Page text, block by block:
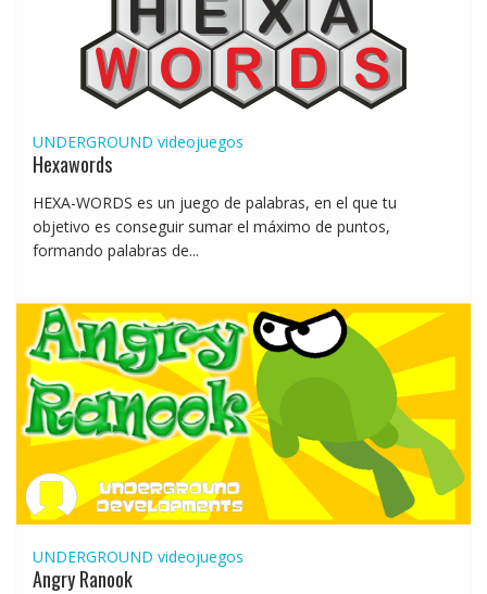
UNDERGROUND videojuegos
Hexawords
HEXA-WORDS es un juego de palabras, en el que tu
objetivo es conseguir sumar el máximo de puntos,
formando palabras de...
UNDERGROUND videojuegos
Angry Ranook